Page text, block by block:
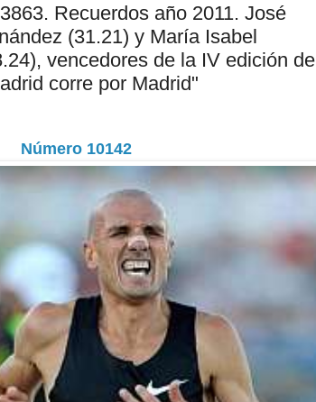
Recuerdos año 2011. José
(31.21) y María Isabel
vencedores de la IV edición de
corre por Madrid"
Número 10142